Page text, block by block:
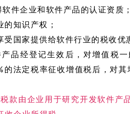
软件企业和软件产品的认证资质
知识产权；
受国家提供给软件行业的税收优
经登记生效后，对增值税一
的法定税率征收增值税后，对
款由企业用于研究开发软件产